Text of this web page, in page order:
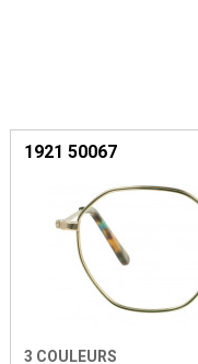
1921 50067
3 COULEURS